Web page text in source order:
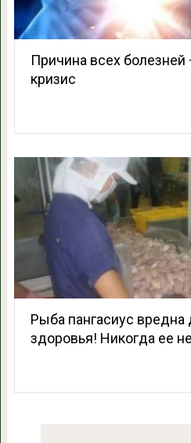
Причина всех
кризис
Рыба пангасиус вредна
здоровья! Никогда ее